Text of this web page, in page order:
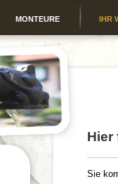
MONTEURE IHR
Hier
Sie